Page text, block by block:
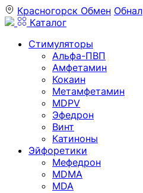
Красногорск Обмен Обнал
Каталог
Стимуляторы
Альфа-ПВП
Амфетамин
Кокаин
Метамфетамин
MDPV
Эфедрон
Винт
Катиноны
Эйфоретики
Мефедрон
MDMA
MDA